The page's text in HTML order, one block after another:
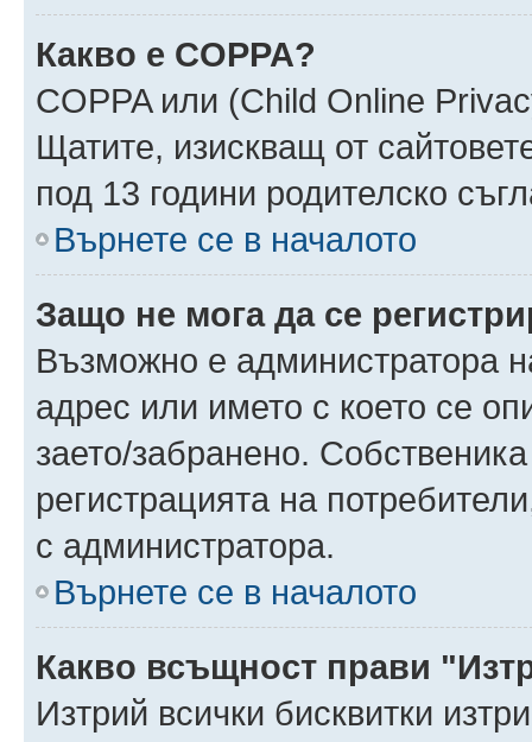
Какво е COPPA?
COPPA или (Child Online
Щатите, изискващ от
под 13 години родителско
Върнете се в началото
Защо не мога да се
Възможно е администратора
адрес или името с което се
заето/забранено.
регистрацията на
с администратора.
Върнете се в началото
Какво всъщност прави
Изтрий всички бисквитки